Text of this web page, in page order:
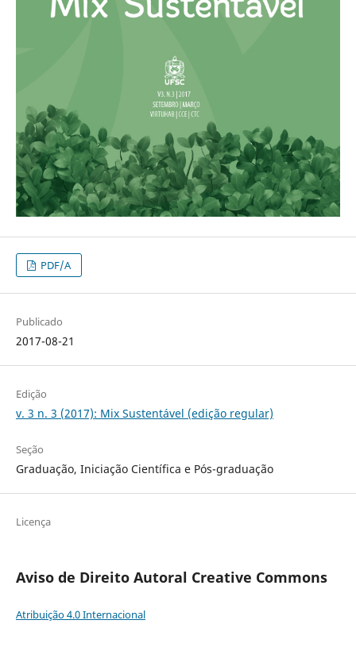
PDF/A
Publicado
2017-08-21
Edição
v. 3 n. 3 (2017): Mix Sustentável (edição regular)
Seção
Graduação, Iniciação Científica e Pós-graduação
Licença
Aviso de Direito Autoral Creative Commons
Atribuição 4.0 Internacional